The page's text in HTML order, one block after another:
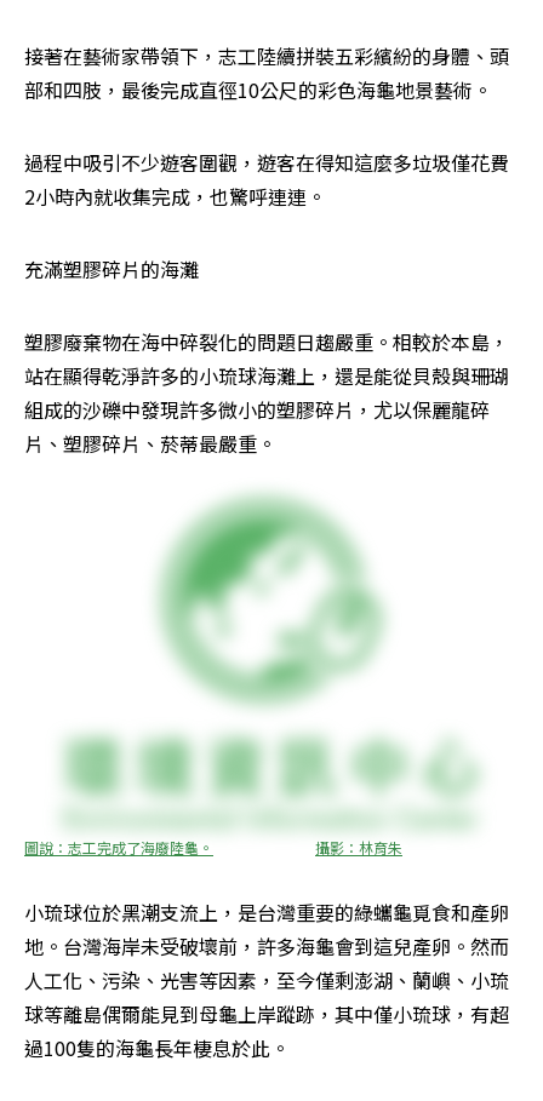
接著在藝術家帶領下，志工陸續拼裝五彩繽紛的身體、頭
部和四肢，最後完成直徑10公尺的彩色海龜地景藝術。
過程中吸引不少遊客圍觀，遊客在得知這麼多垃圾僅花費
2小時內就收集完成，也驚呼連連。
充滿塑膠碎片的海灘
塑膠廢棄物在海中碎裂化的問題日趨嚴重。相較於本島，
站在顯得乾淨許多的小琉球海灘上，還是能從貝殼與珊瑚
組成的沙礫中發現許多微小的塑膠碎片，尤以保麗龍碎
片、塑膠碎片、菸蒂最嚴重。
圖說：志工完成了海廢陸龜。				攝影：林育朱
小琉球位於黑潮支流上，是台灣重要的綠蠵龜覓食和產卵
地。台灣海岸未受破壞前，許多海龜會到這兒產卵。然而
人工化、污染、光害等因素，至今僅剩澎湖、蘭嶼、小琉
球等離島偶爾能見到母龜上岸蹤跡，其中僅小琉球，有超
過100隻的海龜長年棲息於此。